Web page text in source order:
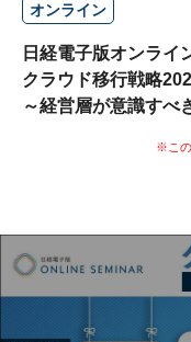
オンライン
日経電子版オンライ
クラウド移行戦略
～経営層が意識すべ